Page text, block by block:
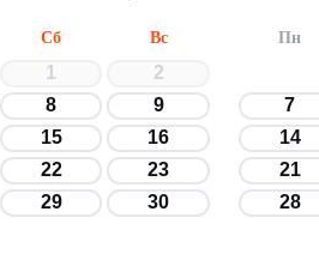
Сб Вс
1
2
8
9
15
16
22
23
29
30
Пн
7
14
21
28